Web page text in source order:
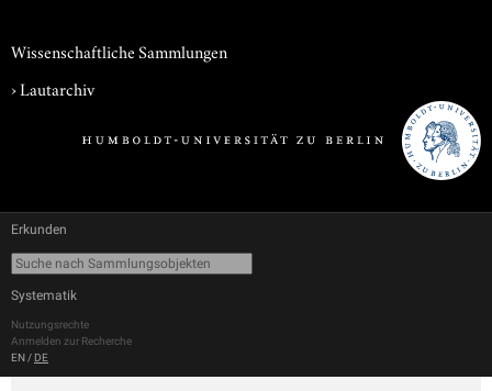
Wissenschaftliche Sammlungen
›Lautarchiv
Erkunden
Systematik
Nutzungsrechte
Anmelden zur Recherche
EN / DE